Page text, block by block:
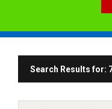
Search Results for: